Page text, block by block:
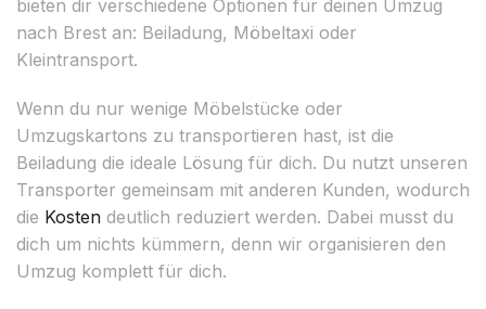
bieten dir verschiedene Optionen für deinen Umzug
nach Brest an: Beiladung, Möbeltaxi oder
Kleintransport.
Wenn du nur wenige Möbelstücke oder
Umzugskartons zu transportieren hast, ist die
Beiladung die ideale Lösung für dich. Du nutzt unseren
Transporter gemeinsam mit anderen Kunden, wodurch
die Kosten deutlich reduziert werden. Dabei musst du
dich um nichts kümmern, denn wir organisieren den
Umzug komplett für dich.